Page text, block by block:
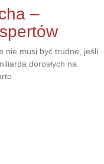
–
nie musi być trudne, jeśli
dorosłych na